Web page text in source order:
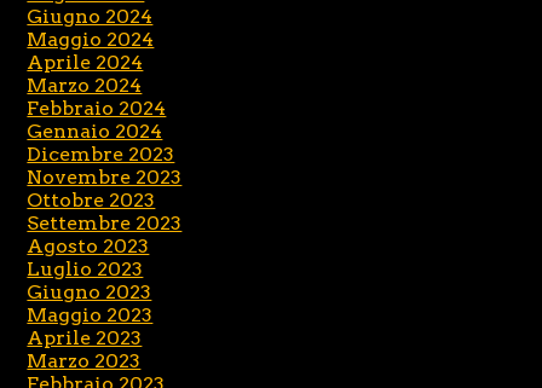
Giugno 2024
Maggio 2024
Aprile 2024
Marzo 2024
Febbraio 2024
Gennaio 2024
Dicembre 2023
Novembre 2023
Ottobre 2023
Settembre 2023
Agosto 2023
Luglio 2023
Giugno 2023
Maggio 2023
Aprile 2023
Marzo 2023